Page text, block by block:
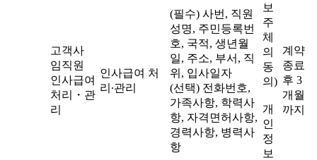
고객사
임직원
인사급여
처리・관
리
인사급여 처
리∙관리
(필수) 사번, 직원
성명, 주민등록번
호, 국적, 생년월
일, 주소, 부서, 직
위, 입사일자
(선택) 전화번호,
가족사항, 학력사
항, 자격면허사항,
경력사항, 병력사
항
보
주
체
의
동
의)
개
인
정
보
계약
종료
후 3
개월
까지